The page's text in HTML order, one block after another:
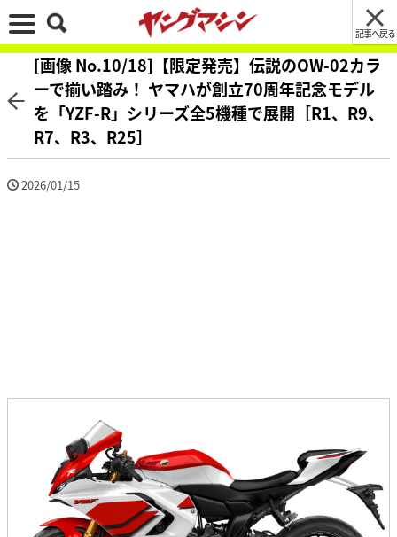
記事へ戻る
[画像 No.10/18]【限定発売】伝説のOW-02カラ
ーで揃い踏み！ ヤマハが創立70周年記念モデル
を「YZF-R」シリーズ全5機種で展開［R1、R9、
R7、R3、R25］
2026/01/15